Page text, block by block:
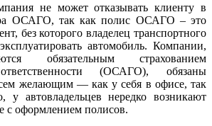
не может отказывать клиенту в
ОСАГО, так как полис ОСАГО – это
без которого владелец транспортного
автомобиль. Компании,
обязательным страхованием
ответственности (ОСАГО), обязаны
желающим — как у себя в офисе, так
у автовладельцев нередко возникают
с оформлением полисов.